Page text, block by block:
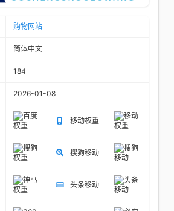
购物网站
简体中文
184
2026-01-08
移动权重
搜狗移动
头条移动